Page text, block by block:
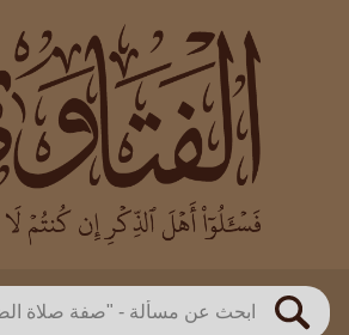
بحث
العالم
بن باز
بن العثيمين
اللجنة الدائمة